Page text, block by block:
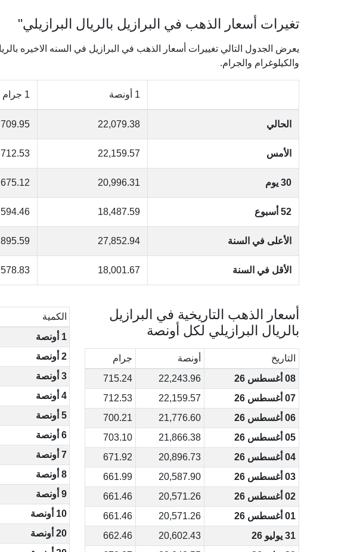
تغيرات أسعار الذهب في البرازيل بالريال البرازيلي"
والكيلوغرام والجرام.
1 أونصة 1 جرام
الحالي 22,079.38
709.95
الأمس 22,159.57
712.53
30 يوم 20,996.31
675.12
52 أسبوع 18,487.59
594.46
الأعلى في السنة 27,852.94
895.59
الأقل في السنة 18,001.67
578.83
أسعار الذهب التاريخية في البرازيل
بالريال البرازيلي لكل أونصة
التاريخ أونصة
جرام
08 أغسطس 26
22,243.96
715.24
07 أغسطس 26
22,159.57
712.53
06 أغسطس 26
21,776.60
700.21
05 أغسطس 26
21,866.38
703.10
04 أغسطس 26
20,896.73
671.92
03 أغسطس 26
20,587.90
661.99
02 أغسطس 26
20,571.26
661.46
01 أغسطس 26
20,571.26
661.46
31 يوليو 26
20,602.43
662.46
الكمية
1 أونصة
2 أونصة
3 أونصة
4 أونصة
5 أونصة
6 أونصة
7 أونصة
8 أونصة
9 أونصة
10 أونصة
20 أونصة